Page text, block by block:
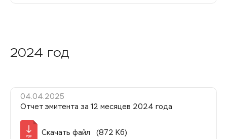
2024 год
04.04.2025
Отчет эмитента за 12 месяцев 2024 года
PDF
Скачать файл (872 Кб)